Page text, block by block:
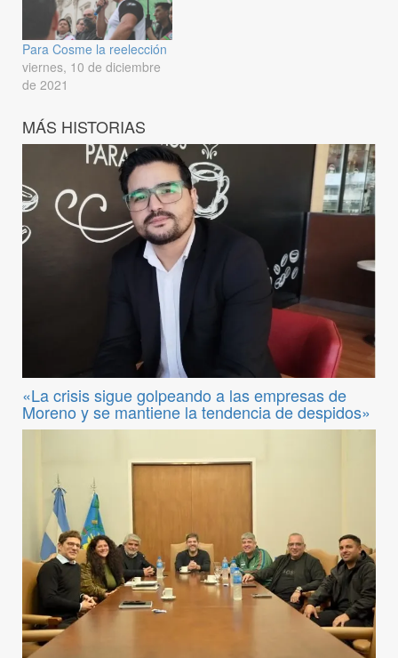
Para Cosme la reelección
viernes, 10 de diciembre
de 2021
MÁS HISTORIAS
«La crisis sigue golpeando a las empresas de
Moreno y se mantiene la tendencia de despidos»